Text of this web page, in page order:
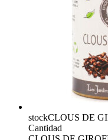
stockCLOUS DE
Cantidad